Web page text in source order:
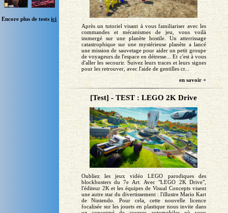
Encore plus de testsici
Après un tutoriel visant à vous familiariser avec les
commandes et mécanismes de jeu, vous voilà
immergé sur une planète hostile. Un atterrissage
catastrophique sur une mystérieuse planète a lancé
une mission de sauvetage pour aider un petit groupe
de voyageurs de l'espace en détresse... Et c'est à vous
d'aller les secourir. Suivez leurs traces et leurs signes
pour les retrouver, avec l'aide de gentilles cr...
en savoir +
[Test] - TEST : LEGO 2K Drive
Oubliez les jeux vidéo LEGO parodiques des
blockbusters du 7e Art. Avec "LEGO 2K Drive",
l'éditeur 2K et les équipes de Visual Concepts visent
une autre star du divertissement : l'illustre Mario Kart
de Nintendo. Pour cela, cette nouvelle licence
focalisée sur les jouets en plastique nous invite dans